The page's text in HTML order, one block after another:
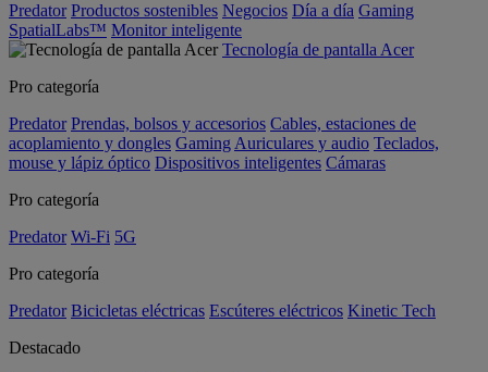
Predator Productos sostenibles Negocios Día a día Gaming
SpatialLabs™ Monitor inteligente
Tecnología de pantalla Acer
Pro categoría
Predator Prendas, bolsos y accesorios Cables, estaciones de
acoplamiento y dongles Gaming Auriculares y audio Teclados,
mouse y lápiz óptico Dispositivos inteligentes Cámaras
Pro categoría
Predator Wi-Fi 5G
Pro categoría
Predator Bicicletas eléctricas Escúteres eléctricos Kinetic Tech
Destacado